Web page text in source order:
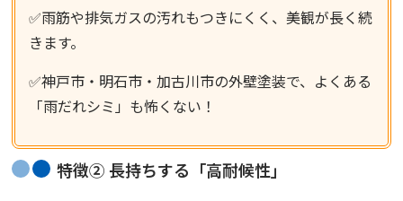
✅雨筋や排気ガスの汚れもつきにくく、美観が長く続
きます。
✅神戸市・明石市・加古川市の外壁塗装で、よくある
「雨だれシミ」も怖くない！
特徴② 長持ちする「高耐候性」